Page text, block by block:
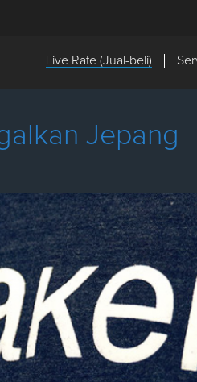
Live Rate (Jual-beli)
Jepang